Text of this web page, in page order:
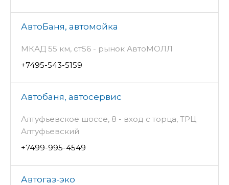
АвтоБаня, автомойка
МКАД 55 км, ст56 - рынок АвтоМОЛЛ
+7495-543-5159
Автобаня, автосервис
Алтуфьевское шоссе, 8 - вход с торца, ТРЦ
Алтуфьевский
+7499-995-4549
Автогаз-эко